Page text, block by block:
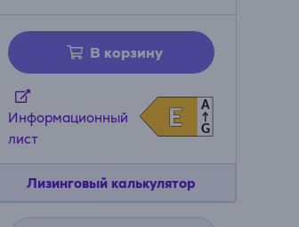
В корзину
Информационный
лист
E
E A
G
Лизинговый калькулятор